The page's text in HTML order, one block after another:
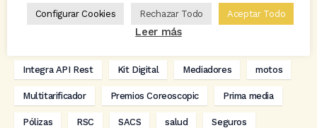
digitalización Eventos formación GRC-Broker
Integra API Rest Kit Digital Mediadores motos
Multitarificador Premios Coreoscopic Prima media
Pólizas RSC SACS salud Seguros
Configurar Cookies Rechazar Todo Aceptar Todo
Leer más